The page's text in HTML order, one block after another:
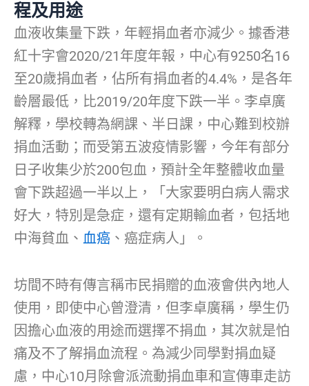
程及用途
血液收集量下跌，年輕捐血者亦減少。據香港
紅十字會2020/21年度年報，中心有9250名16
至20歲捐血者，佔所有捐血者的4.4%，是各年
齡層最低，比2019/20年度下跌一半。李卓廣
解釋，學校轉為網課、半日課，中心難到校辦
捐血活動；而受第五波疫情影響，今年有部分
日子收集少於200包血，預計全年整體收血量
會下跌超過一半以上，「大家要明白病人需求
好大，特別是急症，還有定期輸血者，包括地
中海貧血、 血癌 、癌症病人」。
坊間不時有傳言稱市民捐贈的血液會供內地人
使用，即使中心曾澄清，但李卓廣稱，學生仍
因擔心血液的用途而選擇不捐血，其次就是怕
痛及不了解捐血流程。為減少同學對捐血疑
慮，中心10月除會派流動捐血車和宣傳車走訪